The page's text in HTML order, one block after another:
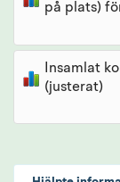
på plats)
Insamlat
(justerat)